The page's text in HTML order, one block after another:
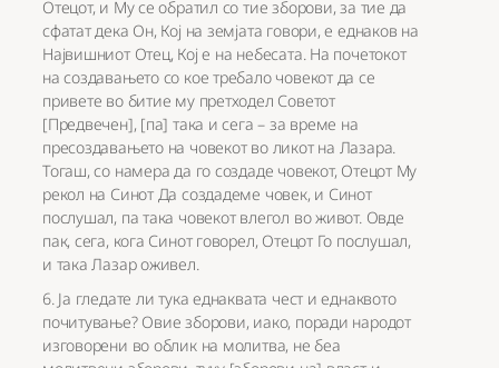
Отецот, и Му се обратил со тие зборови, за тие да
сфатат дека Он, Кој на земјата говори, е еднаков на
Највишниот Отец, Кој е на небесата. На почетокот
на создавањето со кое требало човекот да се
привете во битие му претходел Советот
[Предвечен], [па] така и сега – за време на
пресоздавањето на човекот во ликот на Лазара.
Тогаш, со намера да го создаде човекот, Отецот Му
рекол на Синот Да создадеме човек, и Синот
послушал, па така човекот влегол во живот. Овде
пак, сега, кога Синот говорел, Отецот Го послушал,
и така Лазар оживел.
6. Ја гледате ли тука еднаквата чест и еднаквото
почитување? Овие зборови, иако, поради народот
изговорени во облик на молитва, не беа